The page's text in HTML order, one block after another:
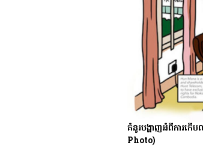
គំនូរ​បង្ហាញ​អំពី​ការ​ក
Photo)